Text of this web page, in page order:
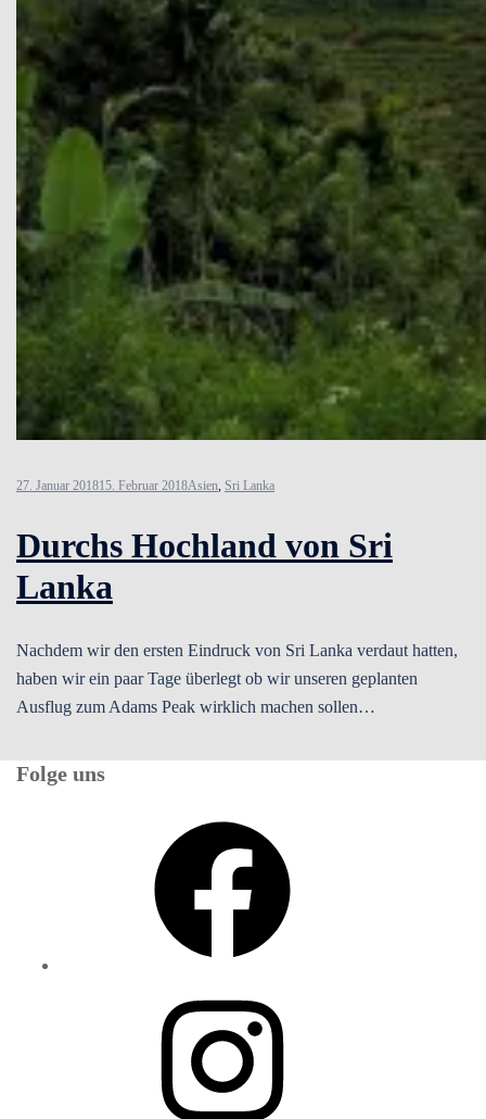
27. Januar 201815. Februar 2018Asien, Sri Lanka
Durchs Hochland von Sri
Lanka
Nachdem wir den ersten Eindruck von Sri Lanka verdaut hatten,
haben wir ein paar Tage überlegt ob wir unseren geplanten
Ausflug zum Adams Peak wirklich machen sollen…
Folge uns